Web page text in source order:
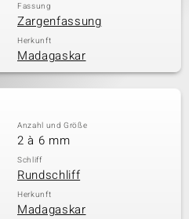
Fassung
Zargenfassung
Herkunft
Madagaskar
Anzahl und Größe
2 à 6 mm
Schliff
Rundschliff
Herkunft
Madagaskar